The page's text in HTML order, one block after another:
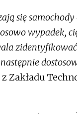
się
wypadek,
Zakładu